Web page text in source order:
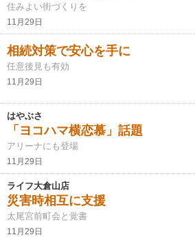
住みよい街づくりを
11月29日
相続対策で安心を手に
任意後見も有効
11月29日
はやぶさ
「ヨコハマ横恋慕」話題
アリーナにも登場
11月29日
ライフ大倉山店
災害時相互に支援
太尾宮前町会と覚書
11月29日